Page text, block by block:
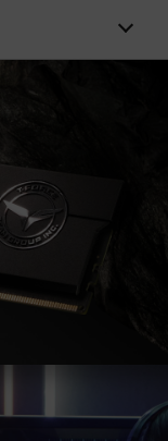
超频技术
能无法达到标
况下进行验
联系处理器或